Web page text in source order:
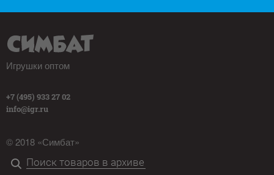
Игрушки оптом
+7 (495) 933 27 02
info@igr.ru
© 2018 «Симбат»